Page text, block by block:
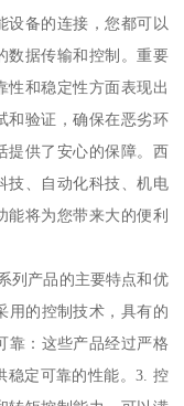
设备的连接，您都可以
数据传输和控制。重要
性和稳定性方面表现出
和验证，确保在恶劣环
提供了安心的保障。西
技、自动化科技、机电
将为您带来大的便利
产品的主要特点和优
用的控制技术，具有的
靠：这些产品经过严格
稳定可靠的性能。3. 控